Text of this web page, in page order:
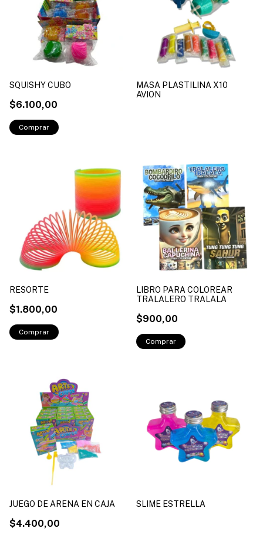
SQUISHY CUBO
$6.100,00
MASA PLASTILINA X10
AVION
RESORTE
$1.800,00
LIBRO PARA COLOREAR
TRALALERO TRALALA
$900,00
JUEGO DE ARENA EN CAJA
$4.400,00
SLIME ESTRELLA